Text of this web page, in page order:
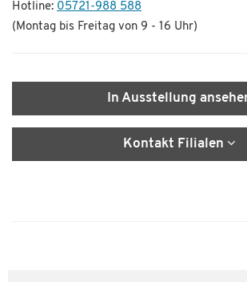
Hotline: 05721-988 588
(Montag bis Freitag von 9 - 16 Uhr)
In Ausstellung
Kontakt Filialen